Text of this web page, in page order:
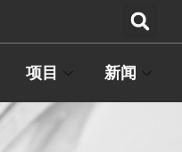
项目 新闻